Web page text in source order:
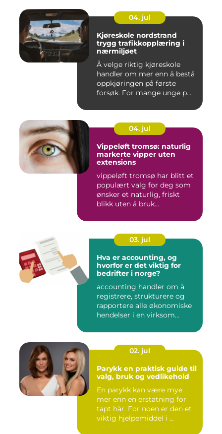
04. jul
Kjøreskole nordstrand
trygg trafikkopplæring i
nærmiljøet
Å velge riktig kjøreskole
handler om mer enn å bestå
oppkjøringen på første
forsøk. For mange unge p...
04. jul
Vippeløft tromsø: naturlig
markerte vipper uten
extensions
vippeløft tromsø har blitt et
populært valg for deg som
ønsker et naturlig, friskt
blikk uten å bruk...
03. jul
Hva er accounting, og
hvorfor er det viktig for
bedrifter i norge?
accounting handler om å
registrere, strukturere og
rapportere alle økonomiske
hendelser i en virksom...
02. jul
Parykk en praktisk guide til
valg, bruk og vedlikehold
En parykk kan være mye
mer enn en erstatning for
tapt hår. For noen er den et
viktig hjelpemiddel i ...